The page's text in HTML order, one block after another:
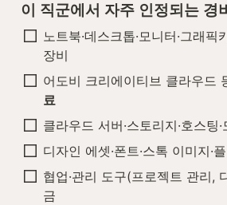
이 직군에서 자주 인정되는 경비
노트북·데스크톱·모니터·그래픽
장비
어도비 크리에이티브 클라우드
료
클라우드 서버·스토리지·호스팅
디자인 에셋·폰트·스톡 이미지·
협업·관리 도구(프로젝트 관리,
금